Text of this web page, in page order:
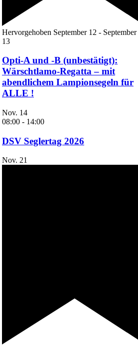
Hervorgehoben September 12 - September
13
Opti-A und -B (unbestätigt):
Wärschtlamo-Regatta – mit
abendlichem Lampionsegeln für
ALLE !
Nov. 14
08:00 - 14:00
DSV Seglertag 2026
Nov. 21